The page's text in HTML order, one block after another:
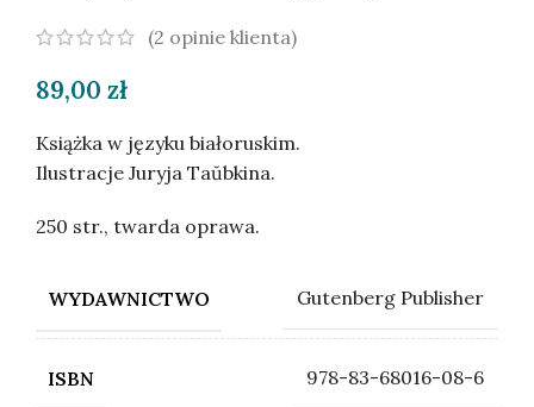
(2 opinie klienta)
89,00 zł
Książka w języku białoruskim.
Ilustracje Juryja Taŭbkina.
250 str., twarda oprawa.
WYDAWNICTWO Gutenberg Publisher
ISBN 978-83-68016-08-6